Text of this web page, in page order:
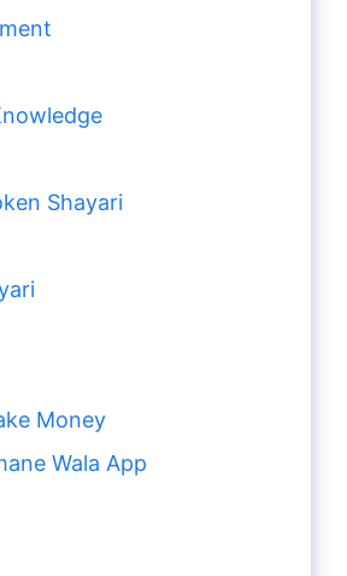
Shayari
Money
Wala App